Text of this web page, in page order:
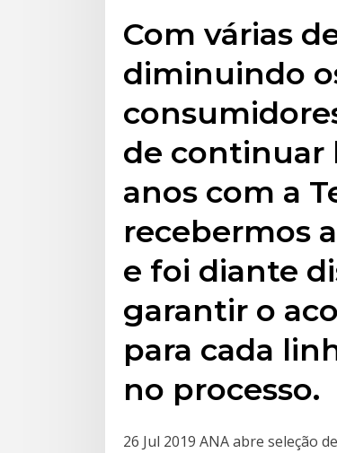
Com várias
diminuindo
de continuar
anos com a
recebermos
e foi diante
garantir o
para cada
no processo.
26 Jul 2019 ANA abre seleção